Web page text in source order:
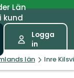
Län
kund
Logga
in
län Inre